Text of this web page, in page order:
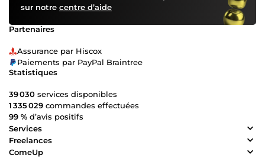
sur notre centre d’aide
Partenaires
Assurance par Hiscox
Paiements par PayPal Braintree
Statistiques
39 030 services disponibles
1 335 029 commandes effectuées
99 % d’avis positifs
Services
Freelances
ComeUp